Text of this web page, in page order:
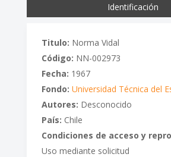
Identificación
Titulo: Norma Vidal
Código: NN-002973
Fecha: 1967
Fondo: Universidad Técnica del
Autores: Desconocido
País: Chile
Condiciones de acceso y
Uso mediante solicitud